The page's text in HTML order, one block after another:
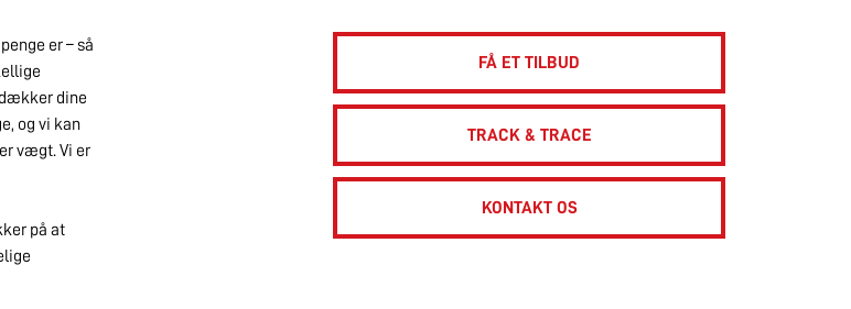
er – så
dine
og vi kan
vægt. Vi er
på at
FÅ ET TILBUD
TRACK & TRACE
KONTAKT OS